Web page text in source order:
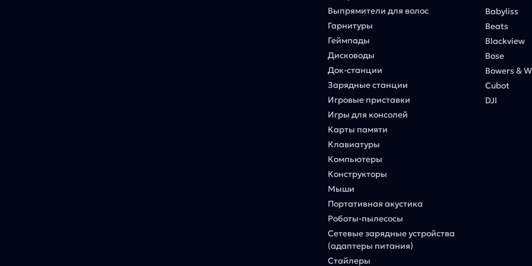
Выпрямители для волос
Гарнитуры
Геймпады
Дисководы
Док-станции
Зарядные станции
Игровые приставки
Игры для консолей
Карты памяти
Клавиатуры
Компьютеры
Конструкторы
Мыши
Портативная акустика
Роботы-пылесосы
Сетевые зарядные устройства
(адаптеры питания)
Стайлеры
Babyliss
Beats
Blackview
Bose
Bowers &
Cubot
DJI